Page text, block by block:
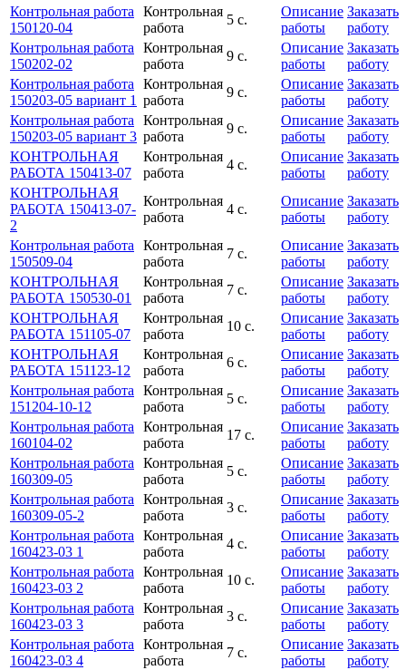
Контрольная работа
150120-04
Контрольная
работа
5 с.
Описание
работы
Заказать
работу
Контрольная работа
150202-02
Контрольная
работа
9 с.
Описание
работы
Заказать
работу
Контрольная работа
150203-05 вариант 1
Контрольная
работа
9 с.
Описание
работы
Заказать
работу
Контрольная работа
150203-05 вариант 3
Контрольная
работа
9 с.
Описание
работы
Заказать
работу
КОНТРОЛЬНАЯ
РАБОТА 150413-07
Контрольная
работа
4 с.
Описание
работы
Заказать
работу
КОНТРОЛЬНАЯ
РАБОТА 150413-07-
2
Контрольная
работа
4 с.
Описание
работы
Заказать
работу
Контрольная работа
150509-04
Контрольная
работа
7 с.
Описание
работы
Заказать
работу
КОНТРОЛЬНАЯ
РАБОТА 150530-01
Контрольная
работа
7 с.
Описание
работы
Заказать
работу
КОНТРОЛЬНАЯ
РАБОТА 151105-07
Контрольная
работа
10 с.
Описание
работы
Заказать
работу
КОНТРОЛЬНАЯ
РАБОТА 151123-12
Контрольная
работа
6 с.
Описание
работы
Заказать
работу
Контрольная работа
151204-10-12
Контрольная
работа
5 с.
Описание
работы
Заказать
работу
Контрольная работа
160104-02
Контрольная
работа
17 с.
Описание
работы
Заказать
работу
Контрольная работа
160309-05
Контрольная
работа
5 с.
Описание
работы
Заказать
работу
Контрольная работа
160309-05-2
Контрольная
работа
3 с.
Описание
работы
Заказать
работу
Контрольная работа
160423-03 1
Контрольная
работа
4 с.
Описание
работы
Заказать
работу
Контрольная работа
160423-03 2
Контрольная
работа
10 с.
Описание
работы
Заказать
работу
Контрольная работа
160423-03 3
Контрольная
работа
3 с.
Описание
работы
Заказать
работу
Контрольная работа
160423-03 4
Контрольная
работа
7 с.
Описание
работы
Заказать
работу